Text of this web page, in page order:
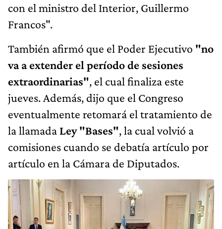
con el ministro del Interior, Guillermo
Francos".
También afirmó que el Poder Ejecutivo "no
va a extender el período de sesiones
extraordinarias", el cual finaliza este
jueves. Además, dijo que el Congreso
eventualmente retomará el tratamiento de
la llamada Ley "Bases", la cual volvió a
comisiones cuando se debatía artículo por
artículo en la Cámara de Diputados.